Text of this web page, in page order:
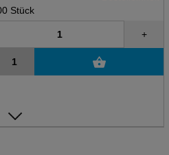
Stück
+